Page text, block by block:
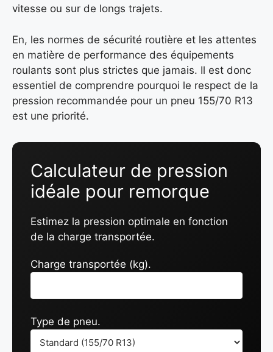
vitesse ou sur de longs trajets.
En, les normes de sécurité routière et les attentes
en matière de performance des équipements
roulants sont plus strictes que jamais. Il est donc
essentiel de comprendre pourquoi le respect de la
pression recommandée pour un pneu 155/70 R13
est une priorité.
Calculateur de pression
idéale pour remorque
Estimez la pression optimale en fonction
de la charge transportée.
Charge transportée (kg).
Type de pneu.